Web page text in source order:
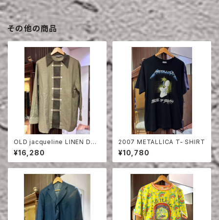
その他の商品
OLD jacqueline LINEN DO
UBLE BREASTED SHIRT
¥16,280
2007 METALLICA T- SHIRT
¥10,780